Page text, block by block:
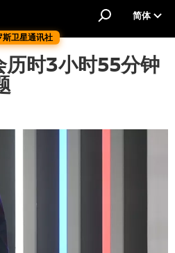
斯卫星通讯社
简体
时3小时55分钟